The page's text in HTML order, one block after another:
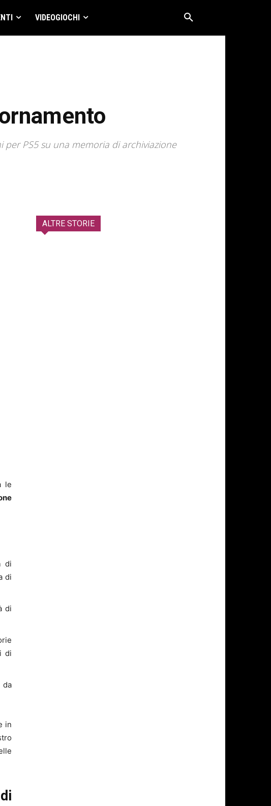
VIDEOGIOCHI
PS5 su una memoria di archiviazione
le
di
di
di
di
da
in
ALTRE STORIE